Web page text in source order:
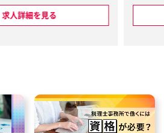
‐過去の事例やツールの作成など
過去の実績事例の管理
‐社外研修：会計事務所の税理
士・金融機関の担当者などへの研
修
だきます。
1. 経理財務チームの運営・マネ
質の管理
・メンバーへの業務指導、知見共
有、育成
求人詳細を見る